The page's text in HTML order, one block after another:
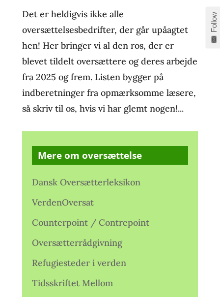
Det er heldigvis ikke alle
oversættelsesbedrifter, der går upåagtet
hen! Her bringer vi al den ros, der er
blevet tildelt oversættere og deres arbejde
fra 2025 og frem. Listen bygger på
indberetninger fra opmærksomme læsere,
så skriv til os, hvis vi har glemt nogen!...
Mere om oversættelse
Dansk Oversætterleksikon
VerdenOversat
Counterpoint / Contrepoint
Oversætterrådgivning
Refugiesteder i verden
Tidsskriftet Mellom
Follow